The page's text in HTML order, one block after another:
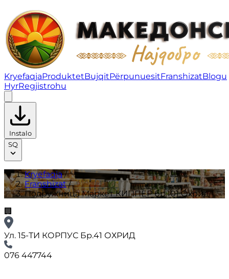
Подружница Маркет КИППЕР бр.101 Охрид |
KryefaqjaProduktetBujqitPërpunuesitFranshizatBlogu
HyrRegjistrohu
Instalo
SQ
Kryefaqja/
Franshizat/
Подружница Маркет КИППЕР бр.101 Охрид
🏢
Ул. 15-ТИ КОРПУС Бр.41 ОХРИД
076 447744